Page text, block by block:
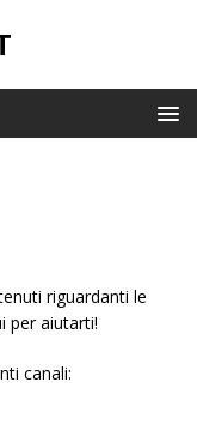
riguardanti le
per aiutarti!
canali: